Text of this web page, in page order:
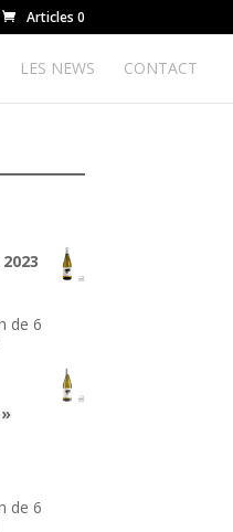
Articles 0
LES NEWS CONTACT
de 6
de 6